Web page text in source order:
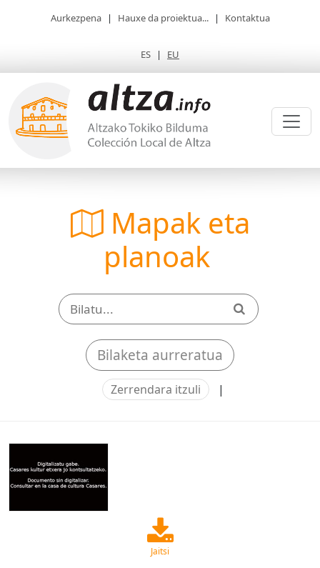
Aurkezpena | Hauxe da proiektua... | Kontaktua
ES | EU
Mapak eta
planoak
Bilaketa aurreratua
Zerrendara itzuli |
Jaitsi